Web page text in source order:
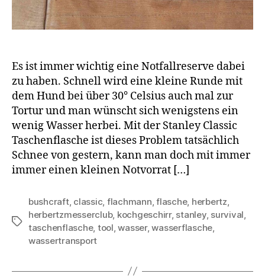
Es ist immer wichtig eine Notfallreserve dabei
zu haben. Schnell wird eine kleine Runde mit
dem Hund bei über 30° Celsius auch mal zur
Tortur und man wünscht sich wenigstens ein
wenig Wasser herbei. Mit der Stanley Classic
Taschenflasche ist dieses Problem tatsächlich
Schnee von gestern, kann man doch mit immer
immer einen kleinen Notvorrat […]
Schlagwörter
bushcraft, classic, flachmann,flasche, herbertz,
herbertzmesserclub, kochgeschirr, stanley, survival,
taschenflasche, tool,wasser,wasserflasche,
wassertransport